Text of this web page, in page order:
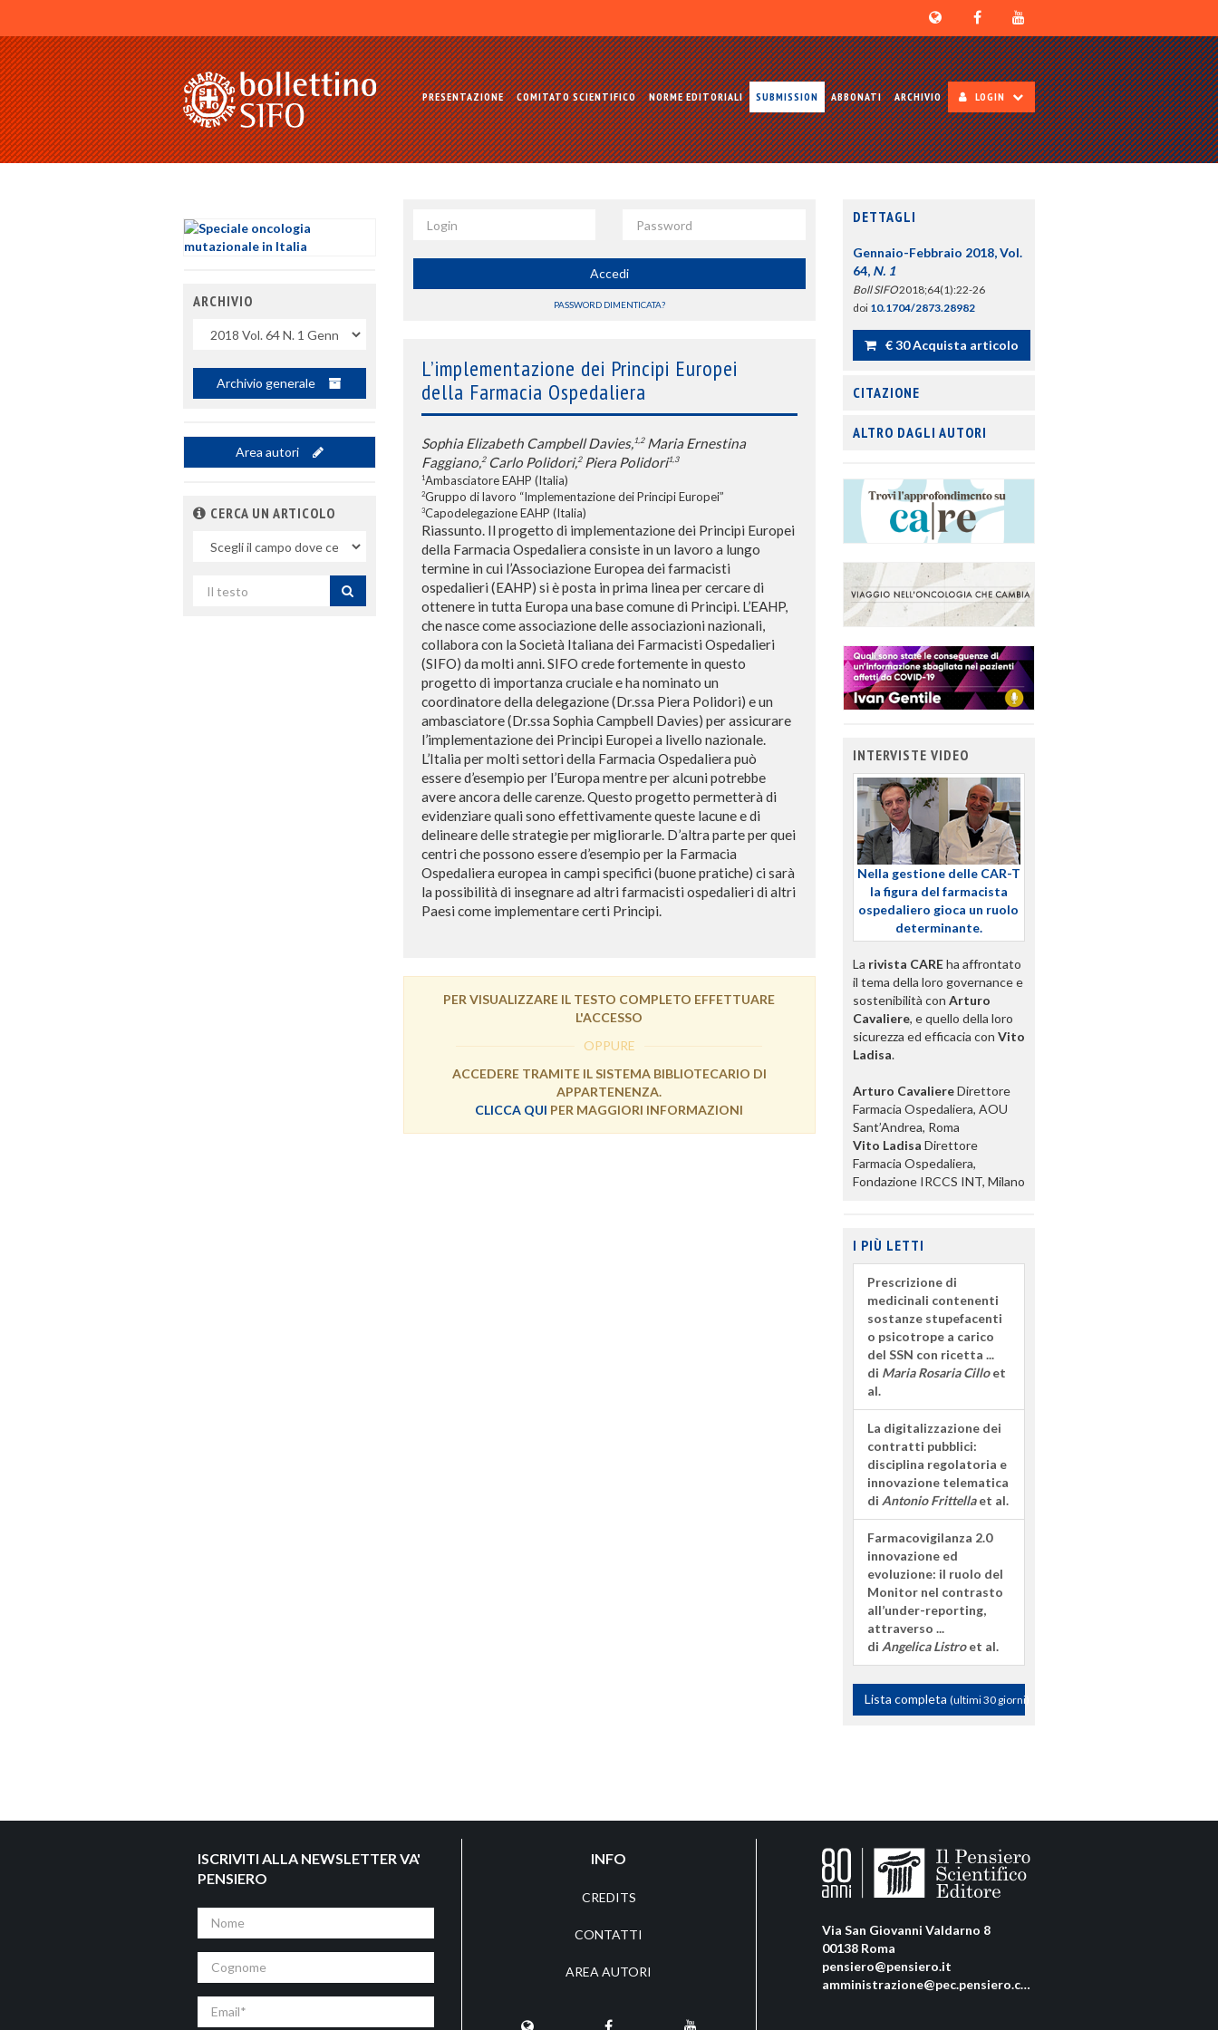
PRESENTAZIONE COMITATO SCIENTIFICO NORME EDITORIALI SUBMISSION ABBONATI ARCHIVIO LOGIN
Accedi
PASSWORD DIMENTICATA?
L’implementazione dei Principi Europei
della Farmacia Ospedaliera
Sophia Elizabeth Campbell Davies, 1,2Maria Ernestina
Faggiano,2Carlo Polidori,2Piera Polidori1,3
1Ambasciatore EAHP (Italia)
2Gruppo di lavoro “Implementazione dei Principi Europei”
3Capodelegazione EAHP (Italia)
Riassunto. Il progetto di implementazione dei Principi Europei
della Farmacia Ospedaliera consiste in un lavoro a lungo
termine in cui l’Associazione Europea dei farmacisti
ospedalieri (EAHP) si è posta in prima linea per cercare di
ottenere in tutta Europa una base comune di Principi. L’EAHP,
che nasce come associazione delle associazioni nazionali,
collabora con la Società Italiana dei Farmacisti Ospedalieri
(SIFO) da molti anni. SIFO crede fortemente in questo
progetto di importanza cruciale e ha nominato un
coordinatore della delegazione (Dr.ssa Piera Polidori) e un
ambasciatore (Dr.ssa Sophia Campbell Davies) per assicurare
l’implementazione dei Principi Europei a livello nazionale.
L’Italia per molti settori della Farmacia Ospedaliera può
essere d’esempio per l’Europa mentre per alcuni potrebbe
avere ancora delle carenze. Questo progetto permetterà di
evidenziare quali sono effettivamente queste lacune e di
delineare delle strategie per migliorarle. D’altra parte per quei
centri che possono essere d’esempio per la Farmacia
Ospedaliera europea in campi specifici (buone pratiche) ci sarà
la possibilità di insegnare ad altri farmacisti ospedalieri di altri
Paesi come implementare certi Principi.
PER VISUALIZZARE IL TESTO COMPLETO EFFETTUARE
L'ACCESSO
OPPURE
ACCEDERE TRAMITE IL SISTEMA BIBLIOTECARIO DI
APPARTENENZA.
CLICCA QUI PER MAGGIORI INFORMAZIONI
ARCHIVIO
Archivio generale
Area autori
CERCA UN ARTICOLO
campo
per
DETTAGLI
Gennaio-Febbraio 2018, Vol.
64, N. 1
Boll SIFO2018;64(1):22-26
doi 10.1704/2873.28982
€ 30 Acquista articolo
CITAZIONE
ALTRO DAGLI AUTORI
INTERVISTE VIDEO
Nella gestione delle CAR-T
la figura del farmacista
ospedaliero gioca un ruolo
determinante.
La rivista CAREha affrontato
il tema della loro governance e
sostenibilità con Arturo
Cavaliere, e quello della loro
sicurezza ed efficacia con Vito
Ladisa.
Arturo CavaliereDirettore
Farmacia Ospedaliera, AOU
Sant’Andrea, Roma
Vito Ladisa Direttore
Farmacia Ospedaliera,
Fondazione IRCCS INT, Milano
I PIÙ LETTI
Prescrizione di
medicinali contenenti
sostanze stupefacenti
o psicotrope a carico
del SSN con ricetta ...
di Maria Rosaria Cilloet
al.
La digitalizzazione dei
contratti pubblici:
disciplina regolatoria e
innovazione telematica
di Antonio Frittellaet al.
Farmacovigilanza 2.0
innovazione ed
evoluzione: il ruolo del
Monitor nel contrasto
all’under-reporting,
attraverso ...
di Angelica Listroet al.
Lista completa (ultimi 30 giorni)
ISCRIVITI ALLA NEWSLETTER VA'
PENSIERO
Nome
Cognome
Email
INFO
CREDITS
CONTATTI
AREA AUTORI
Via San Giovanni Valdarno 8
00138 Roma
pensiero@pensiero.it
amministrazione@pec.pensiero.com